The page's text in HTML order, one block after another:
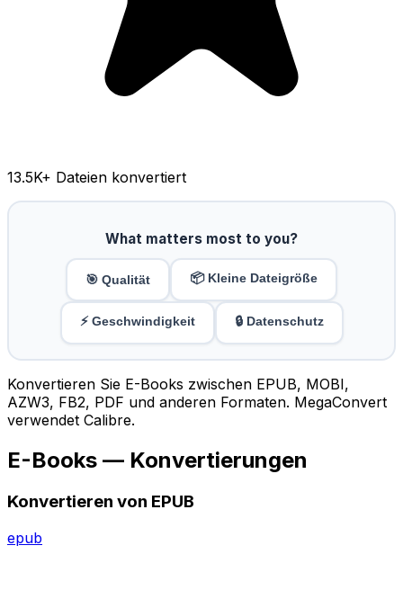
13.5K+ Dateien konvertiert
What matters most to you?
🎯 Qualität 📦 Kleine Dateigröße
⚡ Geschwindigkeit 🔒 Datenschutz
Konvertieren Sie E-Books zwischen EPUB, MOBI,
AZW3, FB2, PDF und anderen Formaten. MegaConvert
verwendet Calibre.
E-Books — Konvertierungen
Konvertieren von EPUB
epub